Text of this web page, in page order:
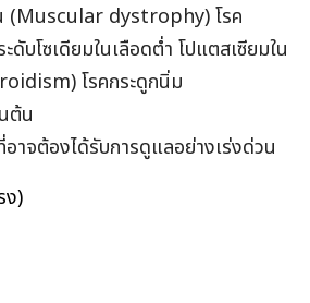
(Muscular dystrophy) โรค
โซเดียมในเลือดต่ำ โปแตสเซียมใน
โรคกระดูกนิ่ม
ต้น
าจต้องได้รับการดูแลอย่างเร่งด่วน
ง)